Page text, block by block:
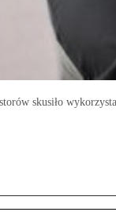
skusiło